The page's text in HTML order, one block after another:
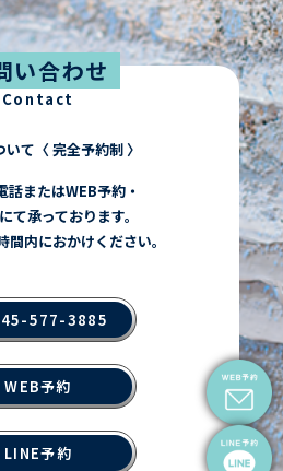
い合わせ
Contact
いて〈 完全予約制 〉
話またはWEB予約・
て承っております。
間内におかけください。
577-3885
WEB予約
LINE予約